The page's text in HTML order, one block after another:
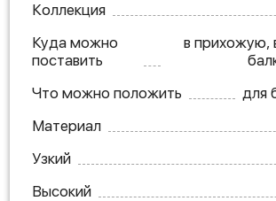
Коллекция
Куда можно
поставить
в прихожую,
Что можно положить
для
Материал
Узкий
Высокий